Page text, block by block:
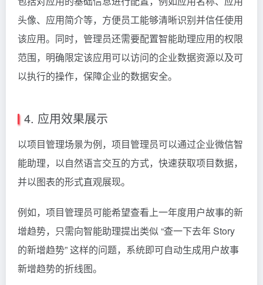
头像、应用简介等，方便员工能够清晰识别并信任使用
该应用。同时，管理员还需要配置智能助理应用的权限
范围，明确限定该应用可以访问的企业数据资源以及可
以执行的操作，保障企业的数据安全。
4. 应用效果展示
以项目管理场景为例，项目管理员可以通过企业微信智
能助理，以自然语言交互的方式，快速获取项目数据，
并以图表的形式直观展现。
例如，项目管理员可能希望查看上一年度用户故事的新
增趋势，只需向智能助理提出类似 “查一下去年Story
的新增趋势” 这样的问题，系统即可自动生成用户故事
新增趋势的折线图。